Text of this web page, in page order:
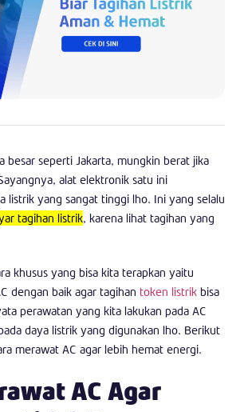
besar seperti Jakarta, mungkin berat jika
alat elektronik satu ini
listrik yang sangat tinggi lho. Ini yang selalu
tagihan listrik, karena lihat tagihan yang
khusus yang bisa kita terapkan yaitu
dengan baik agar tagihan token listrik bisa
perawatan yang kita lakukan pada AC
daya listrik yang digunakan lho. Berikut
merawat AC agar lebih hemat energi.
AC Agar